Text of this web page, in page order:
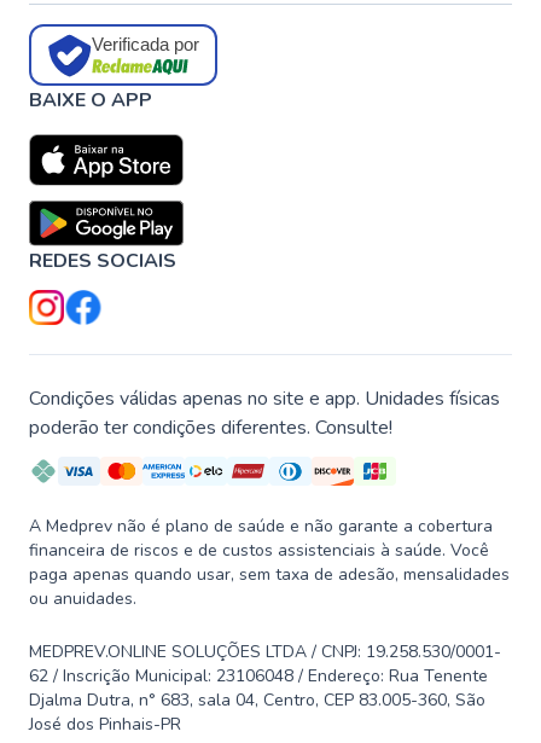
Verificada por
BAIXE O APP
REDES SOCIAIS
Condições válidas apenas no site e app. Unidades físicas
poderão ter condições diferentes. Consulte!
A Medprev não é plano de saúde e não garante a cobertura
financeira de riscos e de custos assistenciais à saúde. Você
paga apenas quando usar, sem taxa de adesão, mensalidades
ou anuidades.
MEDPREV.ONLINE SOLUÇÕES LTDA / CNPJ: 19.258.530/0001-
62 / Inscrição Municipal: 23106048 / Endereço: Rua Tenente
Djalma Dutra, n° 683, sala 04, Centro, CEP 83.005-360, São
José dos Pinhais-PR